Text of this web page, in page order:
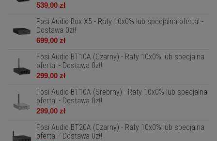
539,00 zł
Fosi Audio Box X5 - Raty 10x0% lub specjalna oferta! -
Dostawa 0zł!
699,00 zł
Fosi Audio BT10A (Czarny) - Raty 10x0% lub specjalna
oferta! - Dostawa 0zł!
299,00 zł
Fosi Audio BT10A (Srebrny) - Raty 10x0% lub specjalna
oferta! - Dostawa 0zł!
299,00 zł
Fosi Audio BT20A (Czarny) - Raty 10x0% lub specjalna
oferta! - Dostawa 0zł!